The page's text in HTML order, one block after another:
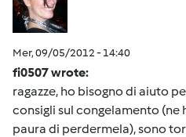
Mer, 09/05/2012 - 14:40
fi0507 wrote:
ragazze, ho bisogno di aiuto
consigli sul congelamento
paura di perdermela), sono